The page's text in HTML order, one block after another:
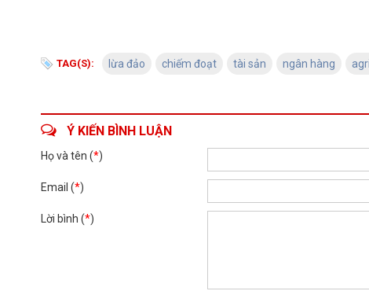
TAG(S): lừa đảo chiếm đoạt tài sản ngân hàng
Ý KIẾN BÌNH LUẬN
Họ và tên (*)
Email (*)
Lời bình (*)